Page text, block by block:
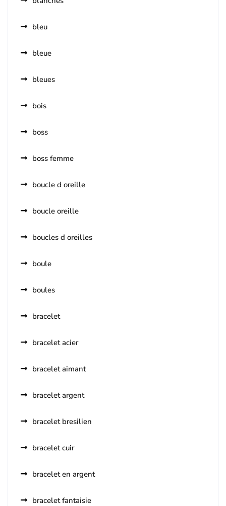
bleu
bleue
bleues
bois
boss
boss femme
boucle d oreille
boucle oreille
boucles d oreilles
boule
boules
bracelet
bracelet acier
bracelet aimant
bracelet argent
bracelet bresilien
bracelet cuir
bracelet en argent
bracelet fantaisie